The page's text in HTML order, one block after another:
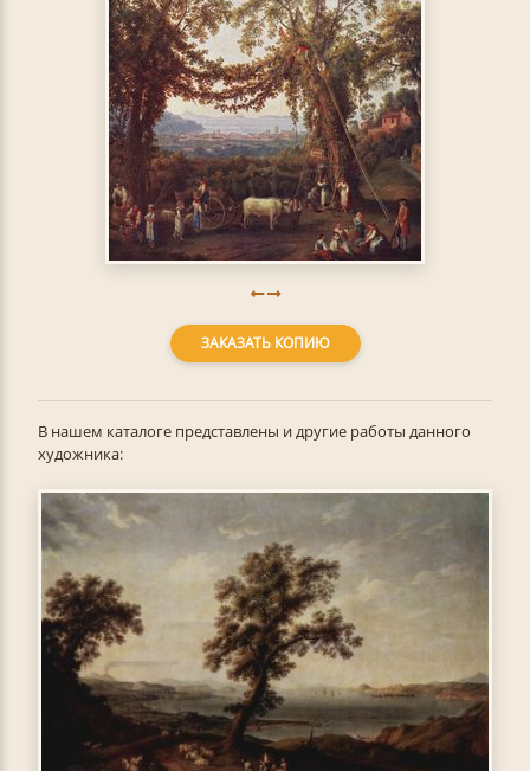
ЗАКАЗАТЬ КОПИЮ
В нашем каталоге представлены и другие работы данного
художника: